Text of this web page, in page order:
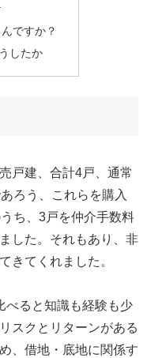
ですか？
したか
戸建、合計4戸、通常
ろう、これらを購入
ち、3戸を仲介手数料
した。それもあり、非
きてくれました。
べると知識も経験も少
スクとリターンがある
、借地・底地に関係す